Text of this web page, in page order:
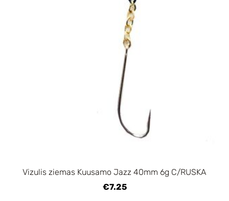
Vizulis ziemas Kuusamo Jazz 40mm 6g C/RUSKA
€7.25